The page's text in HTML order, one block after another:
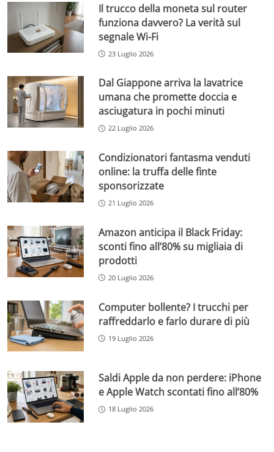
Il trucco della moneta sul router
funziona davvero? La verità sul
segnale Wi-Fi
23 Luglio 2026
Dal Giappone arriva la lavatrice
umana che promette doccia e
asciugatura in pochi minuti
22 Luglio 2026
Condizionatori fantasma venduti
online: la truffa delle finte
sponsorizzate
21 Luglio 2026
Amazon anticipa il Black Friday:
sconti fino all’80% su migliaia di
prodotti
20 Luglio 2026
Computer bollente? I trucchi per
raffreddarlo e farlo durare di più
19 Luglio 2026
Saldi Apple da non perdere: iPhone
e Apple Watch scontati fino all’80%
18 Luglio 2026